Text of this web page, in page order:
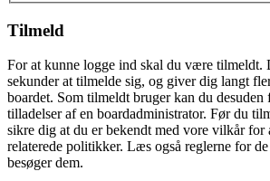
Tilmeld
For at kunne logge ind skal du være tilmeldt.
sekunder at tilmelde sig, og giver dig langt
boardet. Som tilmeldt bruger kan du
tilladelser af en boardadministrator. Før du
sikre dig at du er bekendt med vore vilkår for
relaterede politikker. Læs også reglerne for
besøger dem.